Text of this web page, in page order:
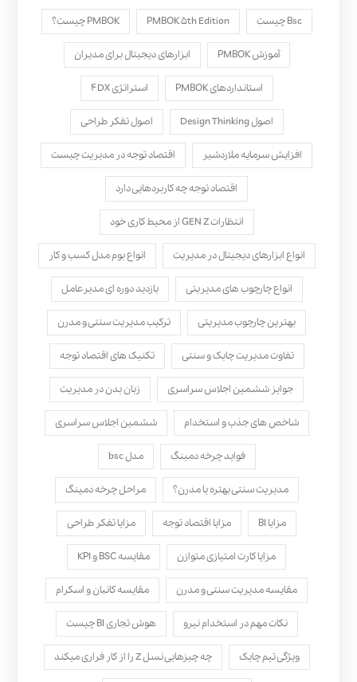
Bsc چیست PMBOK ۵th Edition PMBOK چیست؟
آموزش PMBOK ابزارهای دیجیتال برای مدیران
استانداردهای PMBOK استراتژی ۴DX
اصول Design Thinking اصول تفکر طراحی
افزایش سرمایه ملاردشیر اقتصاد توجه در مدیریت چیست
اقتصاد توجه چه کاربردهایی دارد
انتظارات GEN Z از محیط کاری خود
انواع ابزارهای دیجیتال در مدیریت انواع بوم مدل کسب‌ و کار
انواع چارچوب های مدیریتی بازدید دوره ای مدیرعامل
بهترین چارچوب مدیریتی ترکیب مدیریت سنتی و مدرن
تفاوت مدیریت چابک و سنتی تکنیک های اقتصاد توجه
جوایز ششمین اجلاس سراسری زبان بدن در مدیریت
شاخص های جذب و استخدام ششمین اجلاس سراسری
فواید چرخه دمینگ مدل bsc
مدیریت سنتی بهتره یا مدرن؟ مراحل چرخه دمینگ
مزایا BI مزایا اقتصاد توجه مزایا تفکر طراحی
مزایا کارت امتیازی متوازن مقایسه BSC و KPI
مقایسه مدیریت سنتی و مدرن مقایسه کانبان و اسکرام
نکات مهم در استخدام نیرو هوش تجاری BI چیست
ویژگی تیم چابک چه چیزهایی نسل Z را از کار فراری میکند